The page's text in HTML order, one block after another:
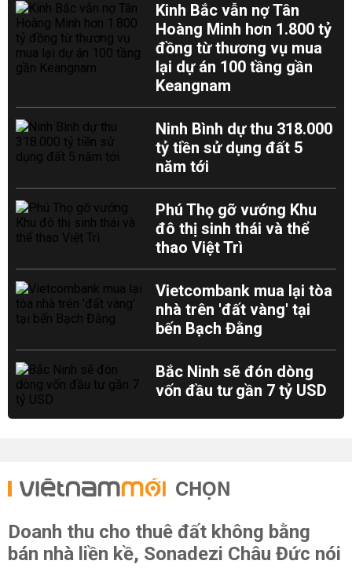
Kinh Bắc vẫn nợ Tân
Hoàng Minh hơn 1.800 tỷ
đồng từ thương vụ mua
lại dự án 100 tầng gần
Keangnam
Ninh Bình dự thu 318.000
tỷ tiền sử dụng đất 5
năm tới
Phú Thọ gỡ vướng Khu
đô thị sinh thái và thể
thao Việt Trì
Vietcombank mua lại tòa
nhà trên 'đất vàng' tại
bến Bạch Đằng
Bắc Ninh sẽ đón dòng
vốn đầu tư gần 7 tỷ USD
CHỌN
Doanh thu cho thuê đất không bằng
bán nhà liền kề, Sonadezi Châu Đức nói